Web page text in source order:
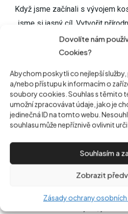
Dovolíte nám
Cookies?
Abychom poskytli co nejlepší
a/nebo přístupu k informacím o
soubory cookies. Souhlas s těmito
umožní zpracovávat údaje, jako je
jedinečná ID na tomto webu.
souhlasu může nepříznivě ovlivnit
Souhlasím a
Zobrazit
Zásady ochrany osobních
Když jsme začínali s vývojem
jsme si jasný cíl. Vytvořit
která bude obsahovat jen to
na víc a bude napěchovaná
jsme na trh něco, co v této
obdoby.
Funkčnost kosmetiky je ale
aplikace, vstřebávání,
jít poměrně nekonvekční
nepřidávali žádnou parfemaci,
pěnivé látky. Prostě nic, co v